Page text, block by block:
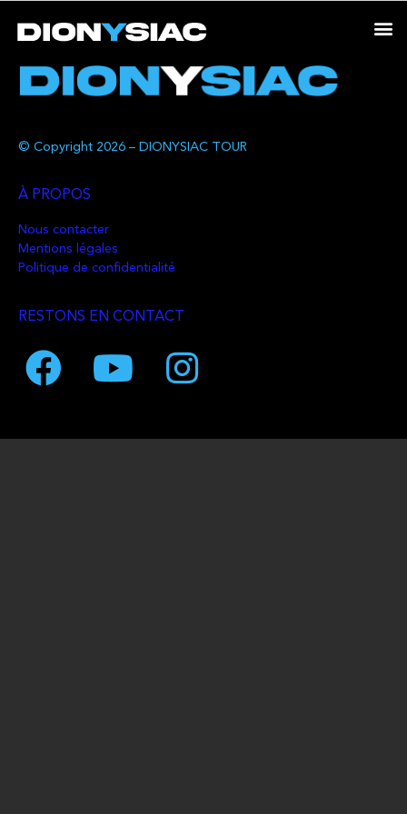
© Copyright 2026 – DIONYSIAC TOUR
À PROPOS
Nous contacter
Mentions légales
Politique de confidentialité
RESTONS EN CONTACT